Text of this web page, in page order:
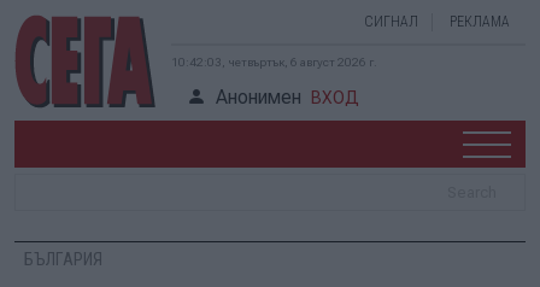
СИГНАЛ РЕКЛАМА
10:42:03, четвъртък, 6 август 2026 г.
Анонимен ВХОД
БЪЛГАРИЯ